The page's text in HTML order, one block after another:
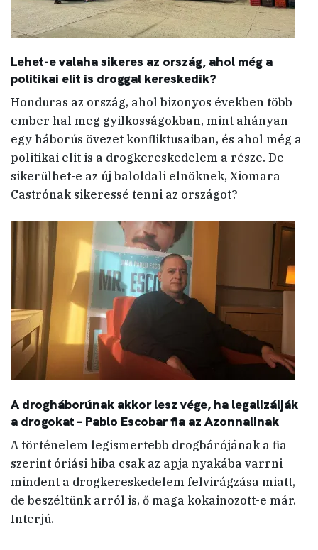
Lehet-e valaha sikeres az ország, ahol még a
politikai elit is droggal kereskedik?
Honduras az ország, ahol bizonyos években több
ember hal meg gyilkosságokban, mint ahányan
egy háborús övezet konfliktusaiban, és ahol még a
politikai elit is a drogkereskedelem a része. De
sikerülhet-e az új baloldali elnöknek, Xiomara
Castrónak sikeressé tenni az országot?
A drogháborúnak akkor lesz vége, ha legalizálják
a drogokat – Pablo Escobar fia az Azonnalinak
A történelem legismertebb drogbárójának a fia
szerint óriási hiba csak az apja nyakába varrni
mindent a drogkereskedelem felvirágzása miatt,
de beszéltünk arról is, ő maga kokainozott-e már.
Interjú.